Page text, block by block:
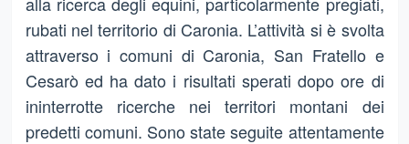
rubati nel territorio di Caronia. L’attività si è svolta
attraverso i comuni di Caronia, San Fratello e
Cesarò ed ha dato i risultati sperati dopo ore di
ininterrotte ricerche nei territori montani dei
predetti comuni. Sono state seguite attentamente